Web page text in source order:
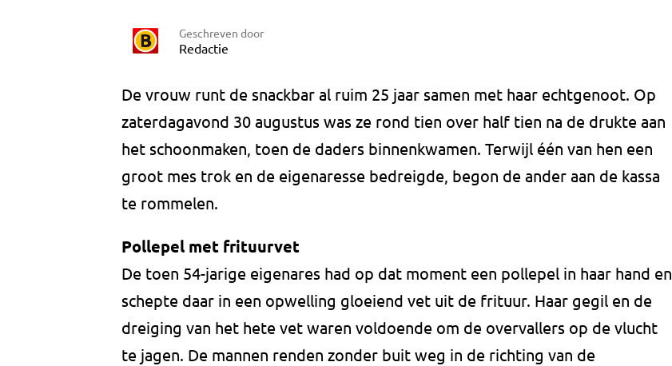
Geschreven door
Redactie
De vrouw runt de snackbar al ruim 25 jaar samen met haar echtgenoot. Op
zaterdagavond 30 augustus was ze rond tien over half tien na de drukte aan
het schoonmaken, toen de daders binnenkwamen. Terwijl één van hen een
groot mes trok en de eigenaresse bedreigde, begon de ander aan de kassa
te rommelen.
Pollepel met frituurvet
De toen 54-jarige eigenares had op dat moment een pollepel in haar hand en
schepte daar in een opwelling gloeiend vet uit de frituur. Haar gegil en de
dreiging van het hete vet waren voldoende om de overvallers op de vlucht
te jagen. De mannen renden zonder buit weg in de richting van de